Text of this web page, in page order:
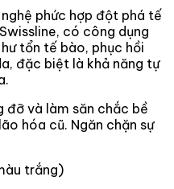
phức hợp đột phá tế
có công dụng
tổn tế bào, phục hồi
đặc biệt là khả năng tự
đỡ và làm săn chắc bề
hóa cũ. Ngăn chặn sự
trắng)